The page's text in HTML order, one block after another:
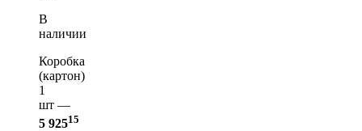
В
наличии
Коробка
(картон)
1
шт —
5 92515